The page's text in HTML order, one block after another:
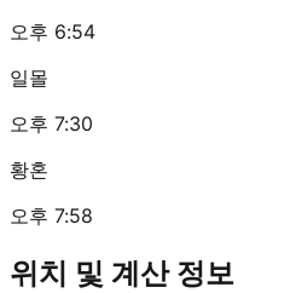
오후 6:54
일몰
오후 7:30
황혼
오후 7:58
위치 및 계산 정보